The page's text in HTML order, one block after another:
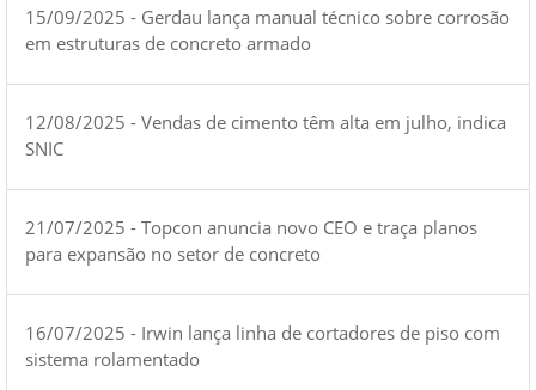
15/09/2025 - Gerdau lança manual técnico sobre corrosão
em estruturas de concreto armado
12/08/2025 - Vendas de cimento têm alta em julho, indica
SNIC
21/07/2025 - Topcon anuncia novo CEO e traça planos
para expansão no setor de concreto
16/07/2025 - Irwin lança linha de cortadores de piso com
sistema rolamentado